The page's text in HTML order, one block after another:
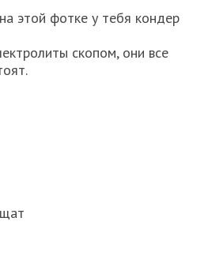
этой фотке у тебя кондер
скопом, они все